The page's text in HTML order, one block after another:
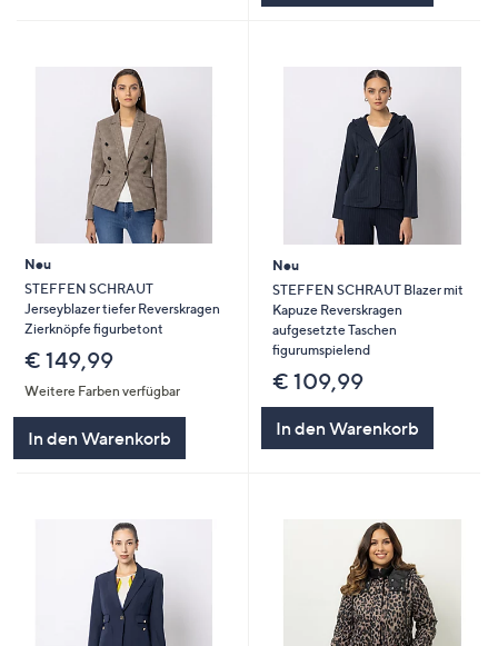
Neu
STEFFEN SCHRAUT
Jerseyblazer tiefer Reverskragen
Zierknöpfe figurbetont
€ 149,99
Weitere Farben verfügbar
In den Warenkorb
Neu
STEFFEN SCHRAUT Blazer mit
Kapuze Reverskragen
aufgesetzte Taschen
figurumspielend
€ 109,99
In den Warenkorb